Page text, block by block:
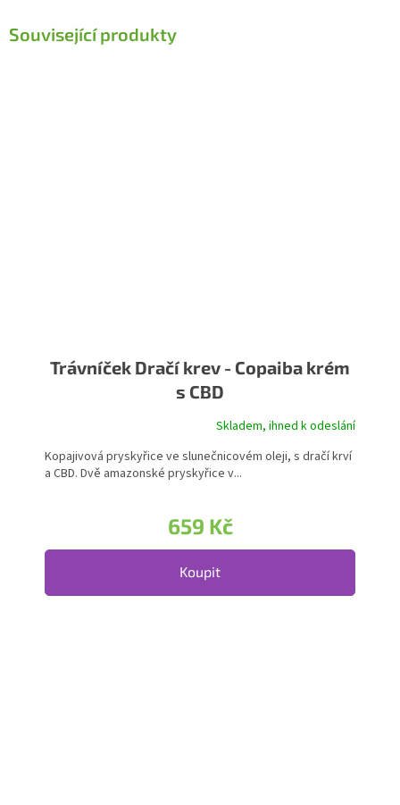
Související produkty
Trávníček Dračí krev - Copaiba krém
s CBD
Skladem, ihned k odeslání
659 Kč
Koupit
Kopajivová pryskyřice ve slunečnicovém oleji, s dračí krví
a CBD. Dvě amazonské pryskyřice v...